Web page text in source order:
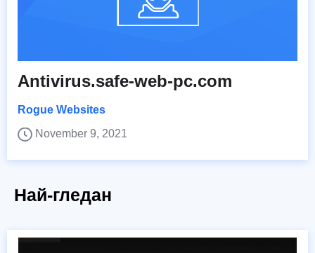
Antivirus.safe-web-pc.com
Rogue Websites
November 9, 2021
Най-гледан